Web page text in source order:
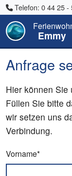
Telefon: 0 44 25 -
Emmy
Anfrage
Hier können Sie
Füllen Sie bitte
wir setzen uns
Verbindung.
Vorname*